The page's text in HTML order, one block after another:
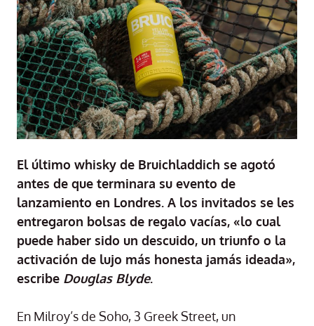
El último whisky de Bruichladdich se agotó
antes de que terminara su evento de
lanzamiento en Londres. A los invitados se les
entregaron bolsas de regalo vacías, «lo cual
puede haber sido un descuido, un triunfo o la
activación de lujo más honesta jamás ideada»,
escribe Douglas Blyde.
En Milroy’s de Soho, 3 Greek Street, un